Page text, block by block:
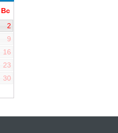
Вс
2
9
16
23
30